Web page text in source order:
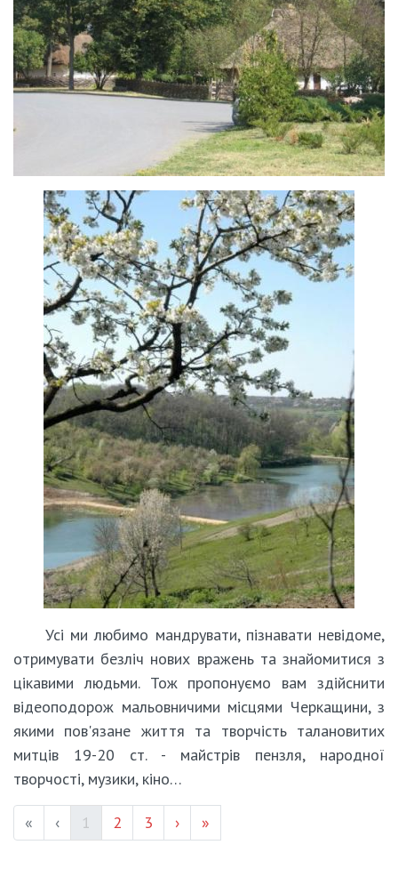
Усі ми любимо мандрувати, пізнавати невідоме,
отримувати безліч нових вражень та знайомитися з
цікавими людьми. Тож пропонуємо вам здійснити
відеоподорож мальовничими місцями Черкащини, з
якими пов'язане життя та творчість талановитих
митців 19-20 ст. - майстрів пензля, народної
творчості, музики, кіно…
« ‹ (current)
1 Page #
2 Page #
3 › »